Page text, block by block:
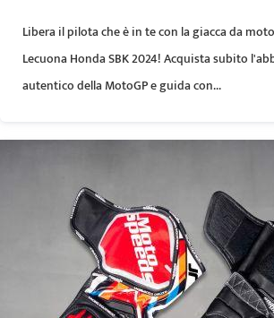
Libera il pilota che è in te con la giacca da
Lecuona Honda SBK 2024! Acquista subito
autentico della MotoGP e guida con...